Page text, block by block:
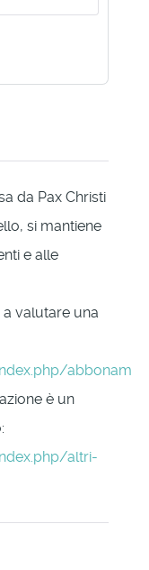
da Pax Christi
si mantiene
e alle
valutare una
è un
altri-